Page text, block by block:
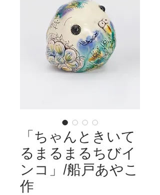
「ちゃんときいて
るまるまるちびイ
ンコ」/船戸あやこ
作